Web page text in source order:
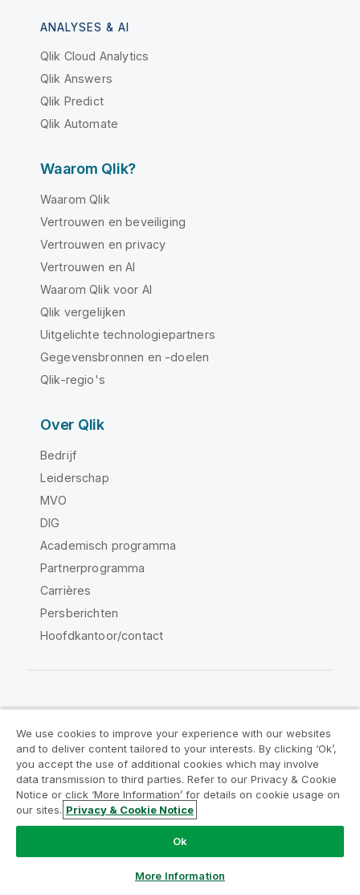
ANALYSES & AI
Qlik Cloud Analytics
Qlik Answers
Qlik Predict
Qlik Automate
Waarom Qlik?
Waarom Qlik
Vertrouwen en beveiliging
Vertrouwen en privacy
Vertrouwen en AI
Waarom Qlik voor AI
Qlik vergelijken
Uitgelichte technologiepartners
Gegevensbronnen en -doelen
Qlik-regio's
Over Qlik
Bedrijf
Leiderschap
MVO
DIG
Academisch programma
Partnerprogramma
Carrières
Persberichten
Hoofdkantoor/contact
Juridische overeenkomsten
Productvoorwaarden
Legal Policies
Legal Policies
Gebruiksvoorwaarden
Handelsmerken
Do Not Share My Info
Copyright © 1993-2026 QlikTech International AB. Alle
We use cookies to improve your experience with our websites
and to deliver content tailored to your interests. By clicking ‘Ok’,
you accept the use of additional cookies which may involve
data transmission to third parties. Refer to our Privacy & Cookie
Notice or click ‘More Information’ for details on cookie usage on
our sites. Privacy & Cookie Notice
Ok
More Information